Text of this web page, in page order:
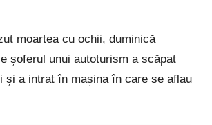
moartea cu ochii, duminică
șoferul unui autoturism a scăpat
și a intrat în mașina în care se aflau